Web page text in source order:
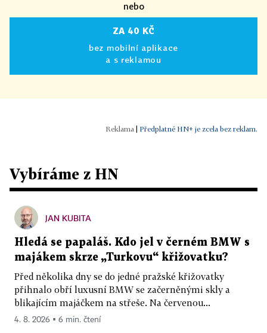
nebo
ZA 40 KČ
bez mobilní aplikace
a s reklamou
Předplatné HN+ je zcela bez reklam.
Vybíráme z HN
JAN KUBITA
Hledá se papaláš. Kdo jel v černém BMW s
majákem skrze „Turkovu“ křižovatku?
Před několika dny se do jedné pražské křižovatky
přihnalo obří luxusní BMW se začerněnými skly a
blikajícím majáčkem na střeše. Na červenou...
4. 8. 2026 ▪ 6 min. čtení